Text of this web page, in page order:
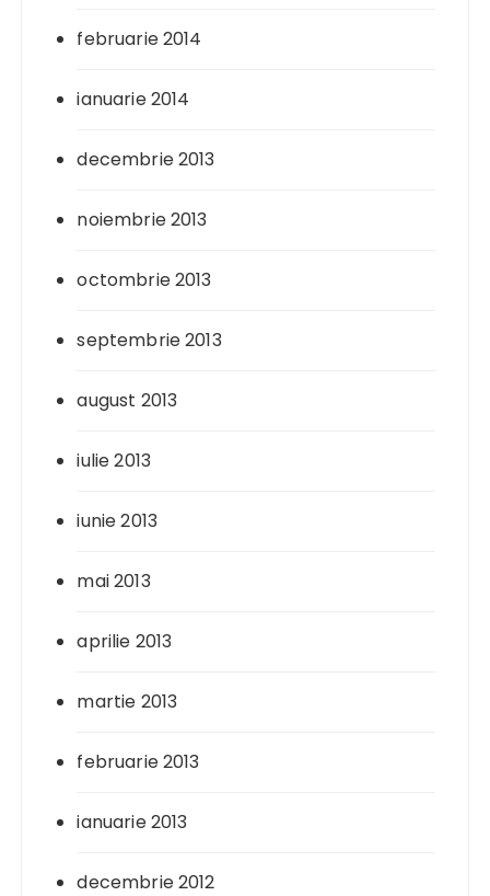
februarie 2014
ianuarie 2014
decembrie 2013
noiembrie 2013
octombrie 2013
septembrie 2013
august 2013
iulie 2013
iunie 2013
mai 2013
aprilie 2013
martie 2013
februarie 2013
ianuarie 2013
decembrie 2012